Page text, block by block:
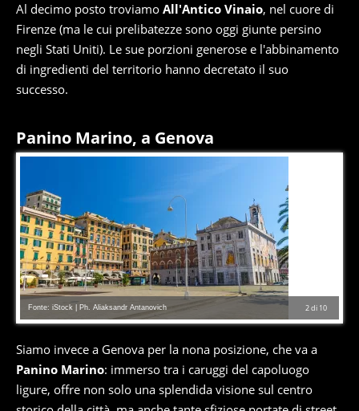
Al decimo posto troviamo All'Antico Vinaio, nel cuore di
Firenze (ma le cui prelibatezze sono oggi giunte persino
negli Stati Uniti). Le sue porzioni generose e l'abbinamento
di ingredienti del territorio hanno decretato il suo
successo.
Panino Marino, a Genova
2di 10
Fonte: iStock | Ph. Aliaksandr Antanovich
Siamo invece a Genova per la nona posizione, che va a
Panino Marino: immerso tra i caruggi del capoluogo
ligure, offre non solo una splendida visione sul centro